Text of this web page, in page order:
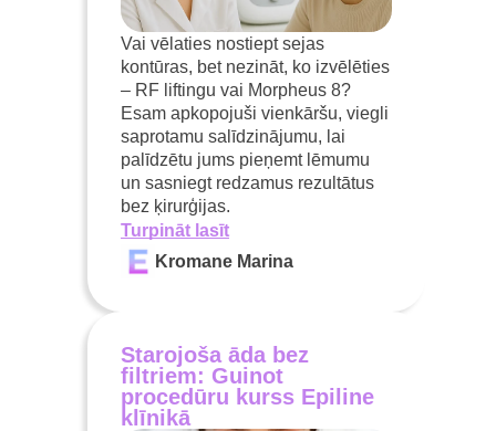
Vai vēlaties nostiept sejas
kontūras, bet nezināt, ko izvēlēties
– RF liftingu vai Morpheus 8?
Esam apkopojuši vienkāršu, viegli
saprotamu salīdzinājumu, lai
palīdzētu jums pieņemt lēmumu
un sasniegt redzamus rezultātus
bez ķirurģijas.
Turpināt lasīt
Kromane Marina
Starojoša āda bez
filtriem: Guinot
procedūru kurss Epiline
klīnikā